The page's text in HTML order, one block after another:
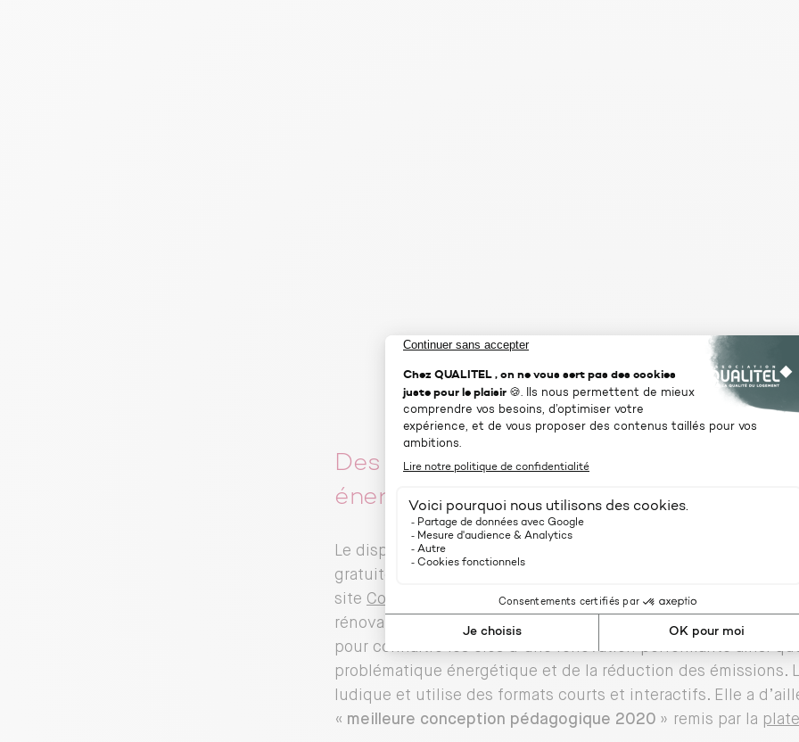
Des formations gratuites sur la
énergétique
Le dispositif s’adresse à tous les copropriétaires qui
gratuitement. Différents modules de formation sont
site Copros Vertes : desMOOC(Massive Open Online
rénovation énergétique en copropriété et desSPOC
(Small
pour connaître les clés d’une rénovation performante ainsi
problématique énergétique et de la réduction des émissions.
ludique et utilise des formats courts et interactifs. Elle a
« meilleure conception pédagogique 2020 » remis par la